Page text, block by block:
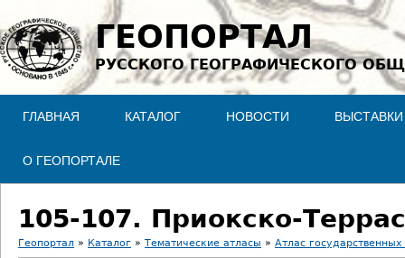
Jump to navigation
ГЕОПОРТАЛ
РУССКОГО ГЕОГРАФИЧЕСКОГО
ГЛАВНАЯ КАТАЛОГ НОВОСТИ ВЫСТАВКИ
О ГЕОПОРТАЛЕ
Геопортал » Каталог » Тематические атласы » Атлас